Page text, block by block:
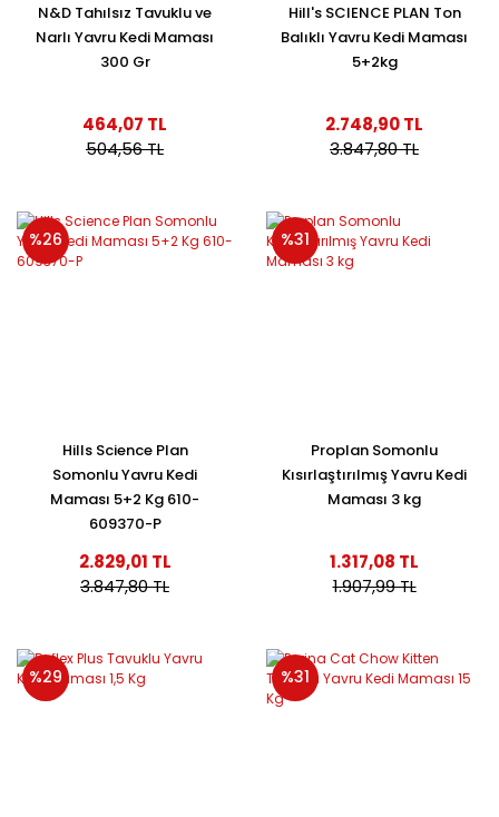
N&D Tahılsız Tavuklu ve
Narlı Yavru Kedi Maması
300 Gr
464,07 TL
504,56 TL
Hill's SCIENCE PLAN Ton
Balıklı Yavru Kedi Maması
5+2kg
2.748,90 TL
3.847,80 TL
%26
Hills Science Plan
Somonlu Yavru Kedi
Maması 5+2 Kg 610-
609370-P
2.829,01 TL
3.847,80 TL
%31
Proplan Somonlu
Kısırlaştırılmış Yavru Kedi
Maması 3 kg
1.317,08 TL
1.907,99 TL
%29 %31